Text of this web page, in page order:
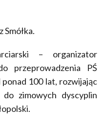
Smółka.
– organizator
przeprowadzenia PŚ
100 lat, rozwijając
do zimowych dyscyplin